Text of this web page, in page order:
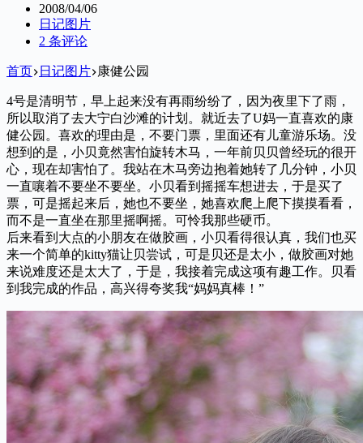
2008/04/06
日记图片
2 条评论
首页 日记图片 康健公园
4号是清明节，早上起来没有再雨纷纷了，因为夜里下了雨，
所以取消了去大宁白沙滩的计划。就近去了U妈一直喜欢的康
健公园。喜欢的理由是，不要门票，里面还有儿童游乐场。没
想到的是，小贝竟然害怕旋转木马，一年前贝贝曾经玩的很开
心，现在却害怕了。我站在木马旁边抱着她转了几分钟，小贝
一直嚷着不要坐不要坐。小贝看到摇摇车想进去，于是买了
票，可是摇起来后，她也不要坐，她喜欢爬上爬下摸摸看看，
而不是一直坐在那里摇啊摇。可怜我那些硬币。
后来看到大点的小朋友在做胶画，小贝看得很认真，我们也买
来一个简单的kitty猫让贝尝试，可是贝还是太小，做胶画对她
来说难度还是太大了，于是，我接着完成这项有趣工作。贝看
到我完成的作品，高兴得夸奖我“妈妈真棒！”